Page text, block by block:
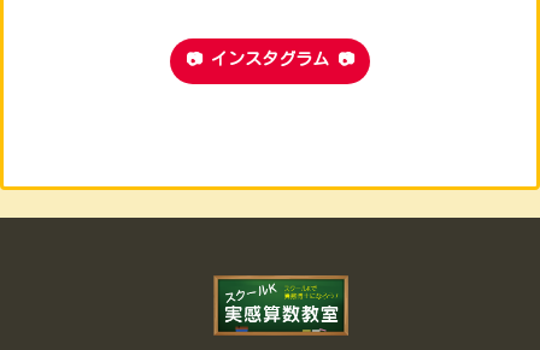
📷 インスタグラム 📷